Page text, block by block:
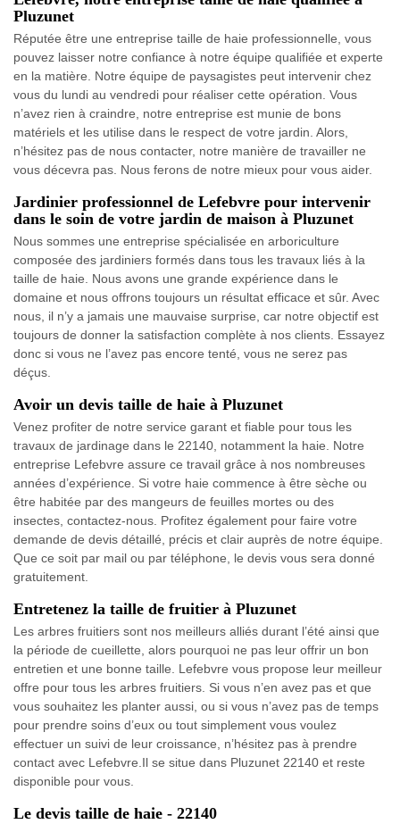
Pluzunet
Réputée être une entreprise taille de haie professionnelle, vous
pouvez laisser notre confiance à notre équipe qualifiée et experte
en la matière. Notre équipe de paysagistes peut intervenir chez
vous du lundi au vendredi pour réaliser cette opération. Vous
n’avez rien à craindre, notre entreprise est munie de bons
matériels et les utilise dans le respect de votre jardin. Alors,
n’hésitez pas de nous contacter, notre manière de travailler ne
vous décevra pas. Nous ferons de notre mieux pour vous aider.
Jardinier professionnel de Lefebvre pour intervenir
dans le soin de votre jardin de maison à Pluzunet
Nous sommes une entreprise spécialisée en arboriculture
composée des jardiniers formés dans tous les travaux liés à la
taille de haie. Nous avons une grande expérience dans le
domaine et nous offrons toujours un résultat efficace et sûr. Avec
nous, il n’y a jamais une mauvaise surprise, car notre objectif est
toujours de donner la satisfaction complète à nos clients. Essayez
donc si vous ne l’avez pas encore tenté, vous ne serez pas
déçus.
Avoir un devis taille de haie à Pluzunet
Venez profiter de notre service garant et fiable pour tous les
travaux de jardinage dans le 22140, notamment la haie. Notre
entreprise Lefebvre assure ce travail grâce à nos nombreuses
années d’expérience. Si votre haie commence à être sèche ou
être habitée par des mangeurs de feuilles mortes ou des
insectes, contactez-nous. Profitez également pour faire votre
demande de devis détaillé, précis et clair auprès de notre équipe.
Que ce soit par mail ou par téléphone, le devis vous sera donné
gratuitement.
Entretenez la taille de fruitier à Pluzunet
Les arbres fruitiers sont nos meilleurs alliés durant l’été ainsi que
la période de cueillette, alors pourquoi ne pas leur offrir un bon
entretien et une bonne taille. Lefebvre vous propose leur meilleur
offre pour tous les arbres fruitiers. Si vous n’en avez pas et que
vous souhaitez les planter aussi, ou si vous n’avez pas de temps
pour prendre soins d’eux ou tout simplement vous voulez
effectuer un suivi de leur croissance, n’hésitez pas à prendre
contact avec Lefebvre.Il se situe dans Pluzunet 22140 et reste
disponible pour vous.
Le devis taille de haie - 22140